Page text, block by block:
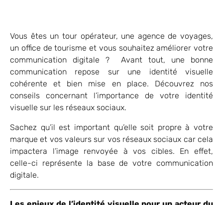
Vous êtes un tour opérateur, une agence de voyages,
un office de tourisme et vous souhaitez améliorer votre
communication digitale ? Avant tout, une bonne
communication repose sur une identité visuelle
cohérente et bien mise en place. Découvrez nos
conseils concernant l’importance de votre identité
visuelle sur les réseaux sociaux.
Sachez qu’il est important qu’elle soit propre à votre
marque et vos valeurs sur vos réseaux sociaux car cela
impactera l’image renvoyée à vos cibles. En effet,
celle-ci représente la base de votre communication
digitale.